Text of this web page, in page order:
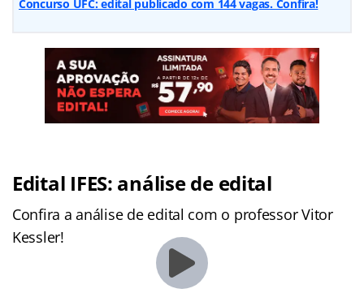
Concurso UFC: edital publicado com 144 vagas. Confira!
Edital IFES: análise de edital
Confira a análise de edital com o professor Vitor
Kessler!